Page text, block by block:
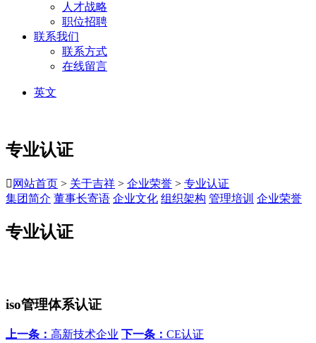
人才战略
职位招聘
联系我们
联系方式
在线留言
英文
专业认证
 网站首页 > 关于吉祥 > 企业荣誉 > 专业认证
集团简介 董事长寄语 企业文化 组织架构 管理培训 企业荣誉
专业认证
iso管理体系认证
上一条： 高新技术企业 下一条： CE认证